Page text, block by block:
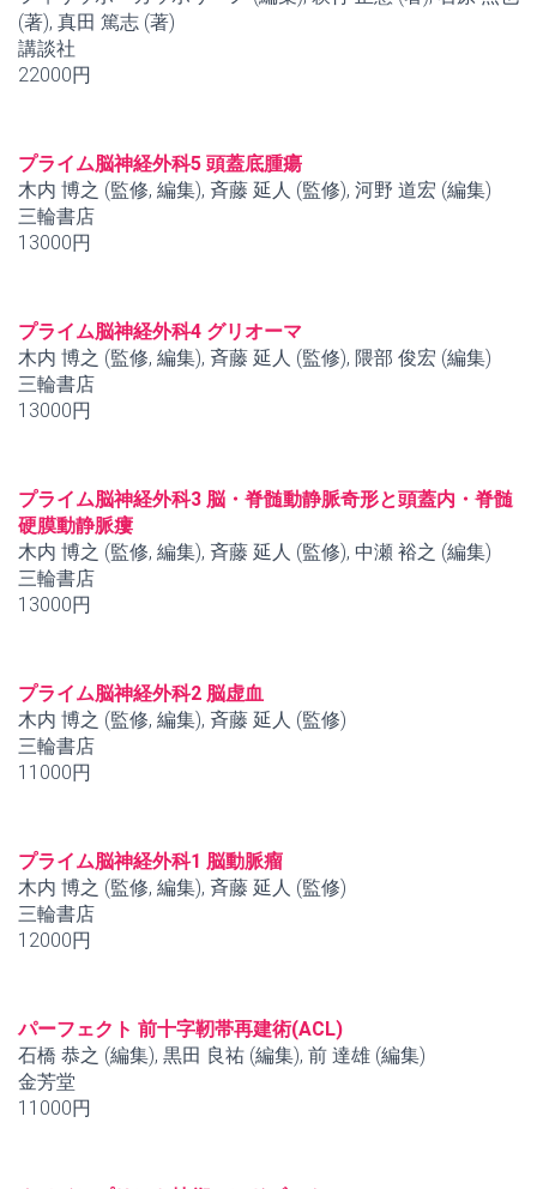
(著), 真田 篤志 (著)
講談社
22000円
プライム脳神経外科5 頭蓋底腫瘍
木内 博之 (監修, 編集), 斉藤 延人 (監修), 河野 道宏 (編集)
三輪書店
13000円
プライム脳神経外科4 グリオーマ
木内 博之 (監修, 編集), 斉藤 延人 (監修), 隈部 俊宏 (編集)
三輪書店
13000円
プライム脳神経外科3 脳・脊髄動静脈奇形と頭蓋内・脊髄
硬膜動静脈瘻
木内 博之 (監修, 編集), 斉藤 延人 (監修), 中瀬 裕之 (編集)
三輪書店
13000円
プライム脳神経外科2 脳虚血
木内 博之 (監修, 編集), 斉藤 延人 (監修)
三輪書店
11000円
プライム脳神経外科1 脳動脈瘤
木内 博之 (監修, 編集), 斉藤 延人 (監修)
三輪書店
12000円
パーフェクト 前十字靭帯再建術(ACL)
石橋 恭之 (編集), 黒田 良祐 (編集), 前 達雄 (編集)
金芳堂
11000円